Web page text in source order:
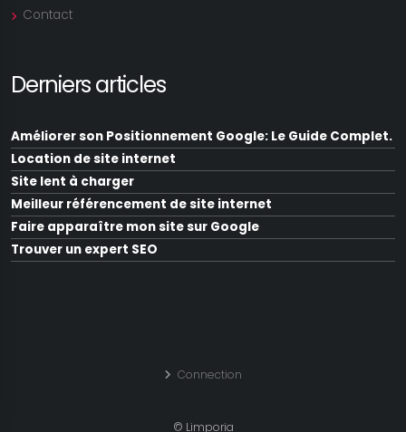
Contact
Derniers articles
Améliorer son Positionnement Google: Le Guide Complet.
Location de site internet
Site lent à charger
Meilleur référencement de site internet
Faire apparaître mon site sur Google
Trouver un expert SEO
Connection
© Limporia